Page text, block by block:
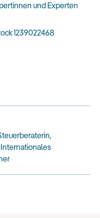
und Experten
1239022468